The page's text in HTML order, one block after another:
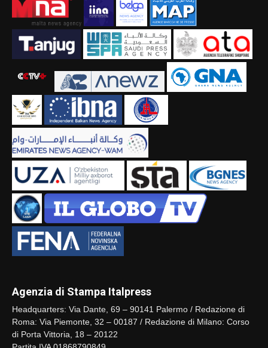
Agenzia di Stampa Italpress
Headquarters: Via Dante, 69 – 90141 Palermo / Redazione di
Roma: Via Piemonte, 32 – 00187 / Redazione di Milano: Corso
di Porta Vittoria, 18 – 20122